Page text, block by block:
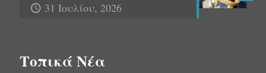
31 Ιουλίου, 2026
Τοπικά Νέα